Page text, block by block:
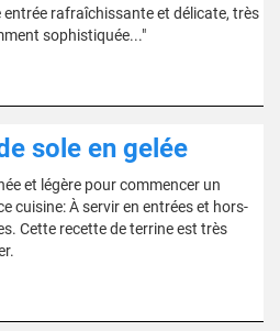
rafraîchissante et délicate, très
sophistiquée..."
sole en gelée
et légère pour commencer un
cuisine: À servir en entrées et hors-
Cette recette de terrine est très